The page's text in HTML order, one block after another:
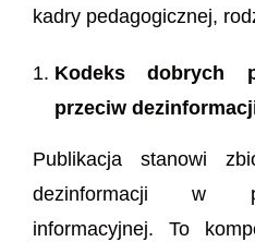
kadry pedagogicznej,
Kodeks dobrych
przeciw
Publikacja stanowi
dezinformacji w
informacyjnej. To